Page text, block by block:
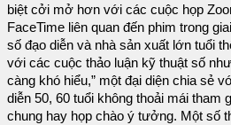
biệt cởi mở hơn với các cuộc họp
FaceTime liên quan đến phim trong
số đạo diễn và nhà sản xuất lớn tuổi
với các cuộc thảo luận kỹ thuật số
càng khó hiểu,” một đại diện chia sẻ
diễn 50, 60 tuổi không thoải mái tham
chung hay họp chào ý tưởng. Một số